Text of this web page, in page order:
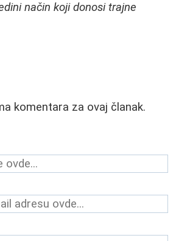
način koji donosi trajne
komentara za ovaj članak.